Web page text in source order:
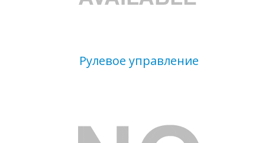
Рулевое управление